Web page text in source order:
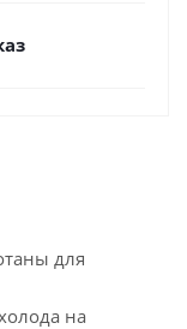
для
на